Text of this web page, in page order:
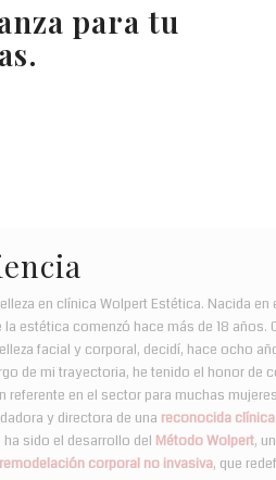
para tu
en clínica Wolpert Estética. Nacida en
la estética comenzó hace más de 18 años.
facial y corporal, decidí, hace ocho
de mi trayectoria, he tenido el honor de
referente en el sector para muchas
y directora de una reconocida
sido el desarrollo del Método Wolpert,
remodelación corporal no invasiva, que